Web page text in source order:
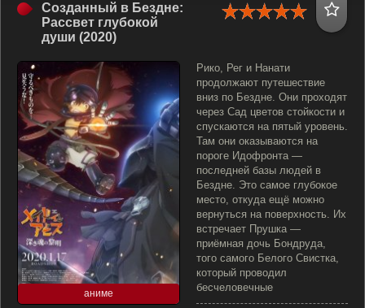
Созданный в Бездне:
Рассвет глубокой
души (2020)
аниме
Рико, Рег и Нанати
продолжают путешествие
вниз по Бездне. Они проходят
через Сад цветов стойкости и
спускаются на пятый уровень.
Там они оказываются на
пороге Идофронта —
последней базы людей в
Бездне. Это самое глубокое
место, откуда ещё можно
вернуться на поверхность. Их
встречает Прушка —
приёмная дочь Бондруда,
того самого Белого Свистка,
который проводил
бесчеловечные